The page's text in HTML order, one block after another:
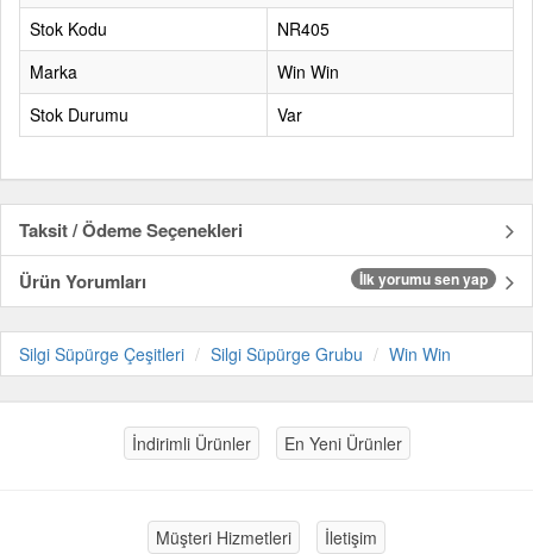
Stok Kodu
NR405
Marka
Win Win
Stok Durumu
Var
Taksit / Ödeme Seçenekleri
Ürün Yorumları
İlk yorumu sen yap
Silgi Süpürge Çeşitleri Silgi Süpürge Grubu Win Win
İndirimli Ürünler En Yeni Ürünler
Müşteri Hizmetleri İletişim